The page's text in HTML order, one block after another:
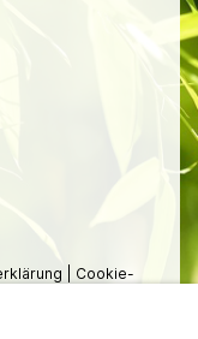
Cookie-